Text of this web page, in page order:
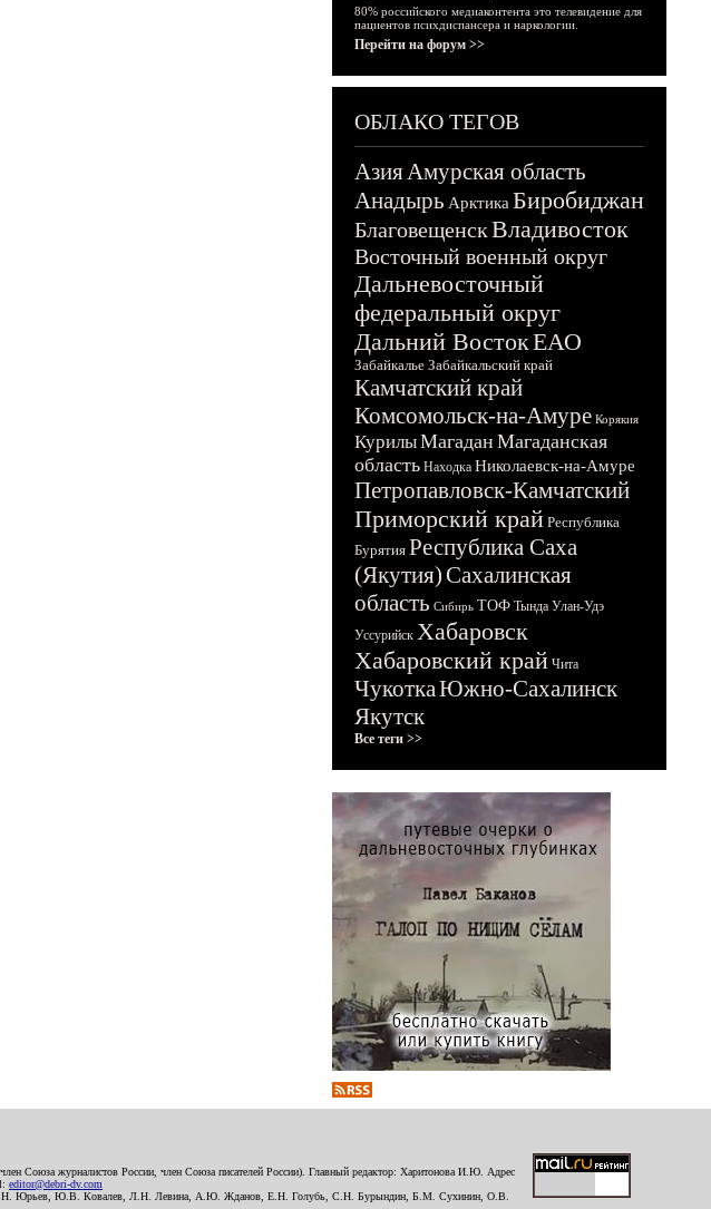
80% российского медиаконтента это телевидение для
пациентов психдиспансера и наркологии.
Перейти на форум >>
ОБЛАКО ТЕГОВ
АзияАмурская область
Анадырь Арктика Биробиджан
БлаговещенскВладивосток
Восточный военный округ
Дальневосточный
федеральный округ
Дальний ВостокЕАО
Забайкалье Забайкальский край
Камчатский край
Комсомольск-на-Амуре Корякия
КурилыМагадан Магаданская
область Находка Николаевск-на-Амуре
Петропавловск-Камчатский
Приморский край Республика
Бурятия Республика Саха
(Якутия)Сахалинская
область Сибирь ТОФ Тында Улан-Удэ
Уссурийск Хабаровск
Хабаровский край Чита
ЧукоткаЮжно-Сахалинск
Якутск
Все теги >>
Союза журналистов России, член Союза писателей России). Главный редактор: Харитонова И.Ю. Адрес
editor@debri-dv.com
Ю.Н. Юрьев, Ю.В. Ковалев, Л.Н. Левина, А.Ю. Жданов, Е.Н. Голубь, С.Н. Бурындин, Б.М. Сухинин, О.В.